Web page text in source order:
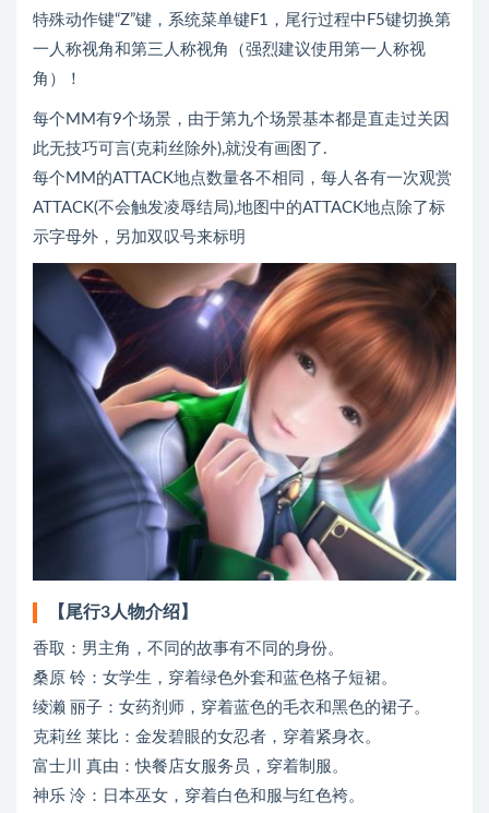
特殊动作键“Z”键，系统菜单键F1，尾行过程中F5键切换第
一人称视角和第三人称视角（强烈建议使用第一人称视
角）！
每个MM有9个场景，由于第九个场景基本都是直走过关因
此无技巧可言(克莉丝除外),就没有画图了.
每个MM的ATTACK地点数量各不相同，每人各有一次观赏
ATTACK(不会触发凌辱结局),地图中的ATTACK地点除了标
示字母外，另加双叹号来标明
【尾行3人物介绍】
香取：男主角，不同的故事有不同的身份。
桑原 铃：女学生，穿着绿色外套和蓝色格子短裙。
绫濑 丽子：女药剂师，穿着蓝色的毛衣和黑色的裙子。
克莉丝 莱比：金发碧眼的女忍者，穿着紧身衣。
富士川 真由：快餐店女服务员，穿着制服。
神乐 泠：日本巫女，穿着白色和服与红色袴。